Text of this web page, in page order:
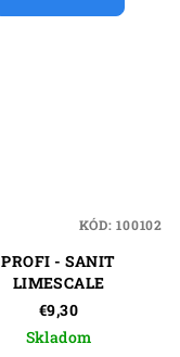
PROFI - SANIT
LIMESCALE
€9,30
Skladom
KÓD:100102